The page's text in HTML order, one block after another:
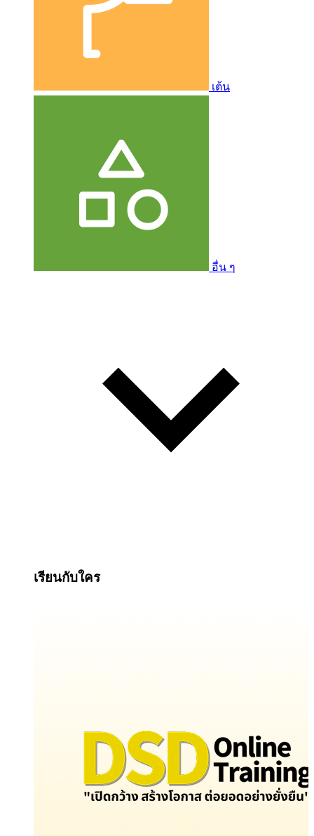
เต้น
อื่น ๆ
เรียนกับใคร